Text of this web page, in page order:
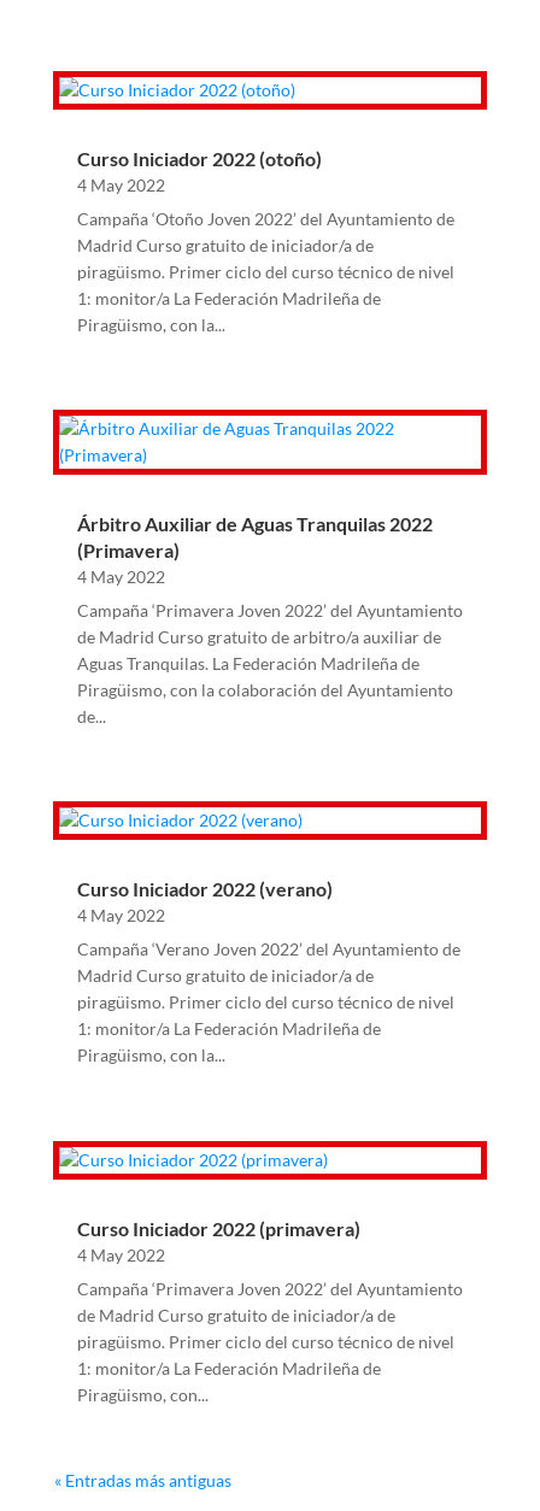
Curso Iniciador 2022 (otoño)
4 May 2022
Campaña ‘Otoño Joven 2022’ del Ayuntamiento de
Madrid Curso gratuito de iniciador/a de
piragüismo. Primer ciclo del curso técnico de nivel
1: monitor/a La Federación Madrileña de
Piragüismo, con la...
Árbitro Auxiliar de Aguas Tranquilas 2022
(Primavera)
4 May 2022
Campaña ‘Primavera Joven 2022’ del Ayuntamiento
de Madrid Curso gratuito de arbitro/a auxiliar de
Aguas Tranquilas. La Federación Madrileña de
Piragüismo, con la colaboración del Ayuntamiento
de...
Curso Iniciador 2022 (verano)
4 May 2022
Campaña ‘Verano Joven 2022’ del Ayuntamiento de
Madrid Curso gratuito de iniciador/a de
piragüismo. Primer ciclo del curso técnico de nivel
1: monitor/a La Federación Madrileña de
Piragüismo, con la...
Curso Iniciador 2022 (primavera)
4 May 2022
Campaña ‘Primavera Joven 2022’ del Ayuntamiento
de Madrid Curso gratuito de iniciador/a de
piragüismo. Primer ciclo del curso técnico de nivel
1: monitor/a La Federación Madrileña de
Piragüismo, con...
« Entradas más antiguas